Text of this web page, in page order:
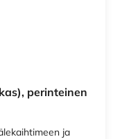
perinteinen
ja